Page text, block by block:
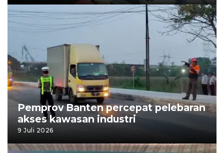
Pemprov Banten percepat pelebaran
akses kawasan industri
9 Juli 2026